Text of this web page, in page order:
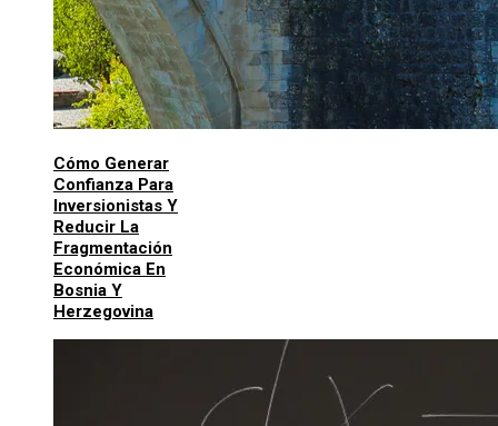
Cómo Generar
Confianza Para
Inversionistas Y
Reducir La
Fragmentación
Económica En
Bosnia Y
Herzegovina